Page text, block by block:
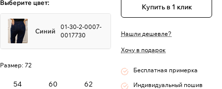
Выберите цвет:
Синий
01-30-2-0007-
0017730
Размер: 72
54 60 62
Купить в 1 клик
Нашли дешевле?
Хочу в подарок
Бесплатная примерка
Индивидуальный пошив